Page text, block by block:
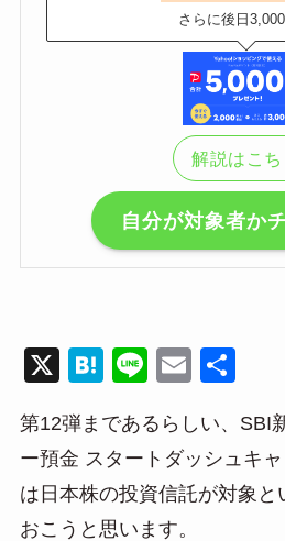
さらに後日
解説はこち
自分が対象者か
X
H
e
n
a
Li
e
E
ail
第12弾まであるらしい、SBI
ー預金 スタートダッシュキ
は日本株の投資信託が対象と
おこうと思います。